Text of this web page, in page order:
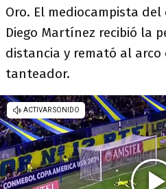
Oro. El mediocampista
Diego Martínez recibió la
distancia y remató al
tanteador.